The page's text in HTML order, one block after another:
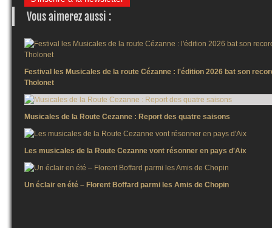
Vous aimerez aussi :
Festival les Musicales de la route Cézanne : l'édition 2026 bat son
Tholonet
Musicales de la Route Cezanne : Report des quatre saisons
Les musicales de la Route Cezanne vont résonner en pays d'Aix
Un éclair en été – Florent Boffard parmi les Amis de Chopin